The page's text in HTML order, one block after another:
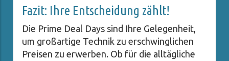
Fazit: Ihre Entscheidung zählt!
Die Prime Deal Days sind Ihre Gelegenheit,
um großartige Technik zu erschwinglichen
Preisen zu erwerben. Ob für die alltägliche